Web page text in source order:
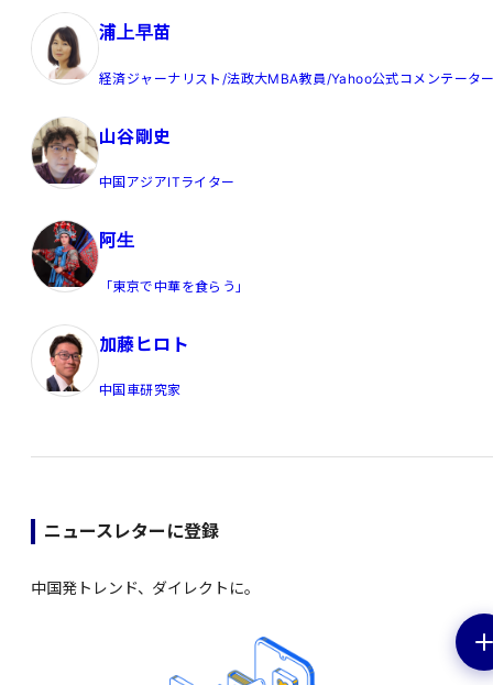
浦上早苗
経済ジャーナリスト/法政大MBA教員/Yahoo公式コメンテータ
山谷剛史
中国アジアITライター
阿生
「東京で中華を食らう」
加藤ヒロト
中国車研究家
ニュースレターに登録
中国発トレンド、ダイレクトに。